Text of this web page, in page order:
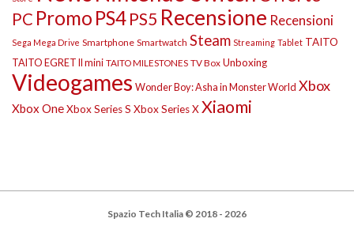
PC Promo PS4PS5 Recensione Recensioni
Sega Mega Drive Smartphone Smartwatch Steam Streaming Tablet TAITO
TAITO EGRET II mini TAITO MILESTONES TV Box Unboxing
Videogames Wonder Boy: Asha in Monster World Xbox
Xbox OneXbox Series S Xbox Series XXiaomi
Spazio Tech Italia © 2018 - 2026